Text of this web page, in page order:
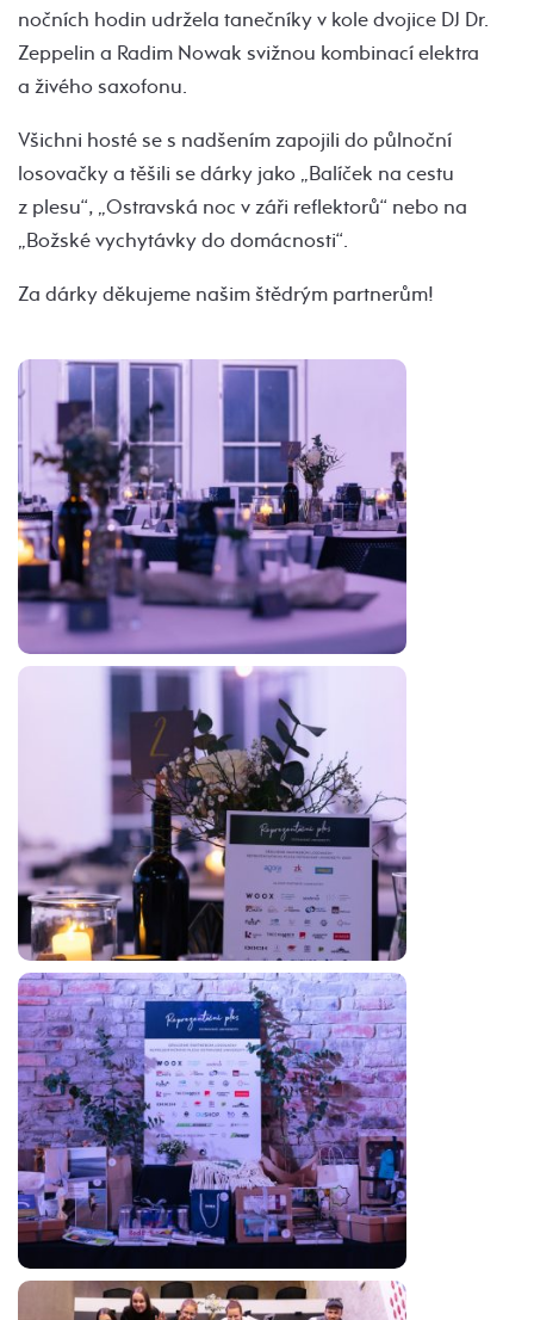
nočních hodin udržela tanečníky v kole dvojice DJ Dr.
Zeppelin a Radim Nowak svižnou kombinací elektra
a živého saxofonu.
Všichni hosté se s nadšením zapojili do půlnoční
losovačky a těšili se dárky jako „Balíček na cestu
z plesu“, „Ostravská noc v záři reflektorů“ nebo na
„Božské vychytávky do domácnosti“.
Za dárky děkujeme našim štědrým partnerům!